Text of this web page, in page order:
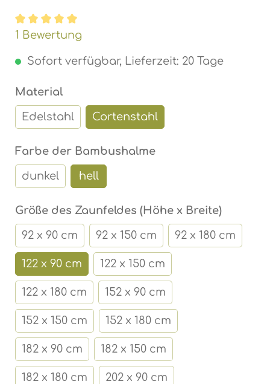
Durchschnittliche Bewertung von 5 von 5
1 Bewertung
Sofort verfügbar, Lieferzeit: 20 Tage
Material
Edelstahl Cortenstahl
Farbe der Bambushalmeauswählen
dunkel hell
Größe des Zaunfeldes (Höhe x Breite)
92 x 90 cm 92 x 150 cm 92 x 180 cm
122 x 90 cm 122 x 150 cm
122 x 180 cm 152 x 90 cm
152 x 150 cm 152 x 180 cm
182 x 90 cm 182 x 150 cm
182 x 180 cm 202 x 90 cm